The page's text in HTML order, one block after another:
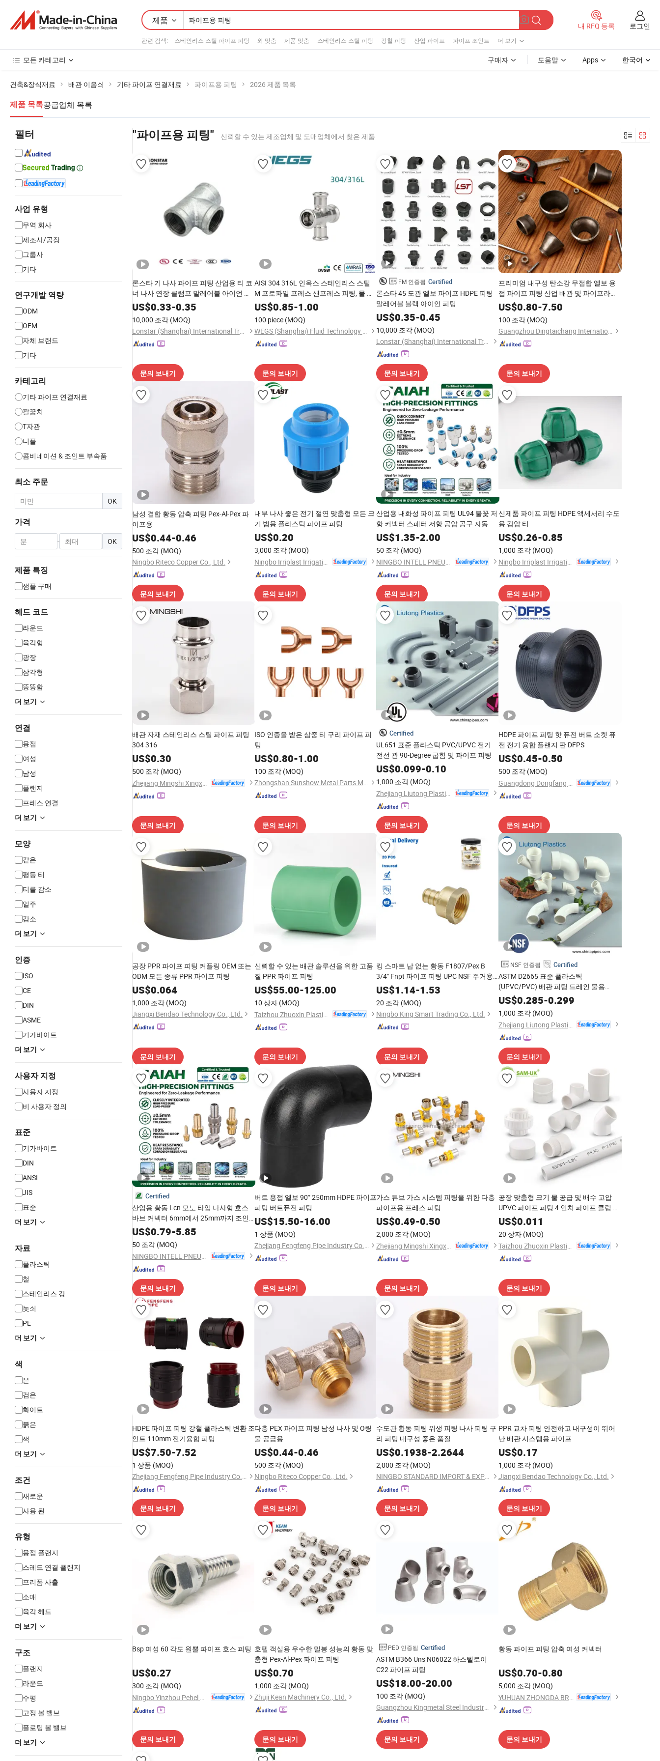
제품
관련 검색: 스테인리스 스틸 파이프 피팅 와 맞춤 제품 맞춤 스테인리스 스틸 피팅 강철 피팅 산업 파이프 파이프 조인트 더 보기
내 RFQ 등록 로그인
모든 카테고리 구매자 도움말 Apps 한국어
건축&장식재료 배관 이음쇠 기타 파이프 연결재료 파이프용 피팅 2026 제품 목록
제품 목록공급업체 목록
필터
사업 유형
무역 회사
제조사/공장
그룹사
기타
연구개발 역량
ODM
OEM
자체 브랜드
기타
카테고리
기타 파이프 연결재료
팔꿈치
T자관
니플
콤비네이션 & 조인트 부속품
최소 주문
OK
가격
- OK
제품 특징
샘플 구매
헤드 코드
라운드
육각형
광장
삼각형
뚱뚱함
더 보기
연결
용접
여성
남성
플랜지
프레스 연결
더 보기
모양
같은
평등 티
티를 감소
일주
감소
더 보기
인증
ISO
CE
DIN
ASME
기가바이트
더 보기
사용자 지정
사용자 지정
비 사용자 정의
표준
기가바이트
DIN
ANSI
JIS
표준
더 보기
자료
플라스틱
철
스테인리스 강
놋쇠
PE
더 보기
색
은
검은
화이트
붉은
색
더 보기
조건
새로운
사용 된
유형
용접 플랜지
스레드 연결 플랜지
프리폼 사출
소매
육각 헤드
더 보기
구조
플랜지
라운드
수평
고정 볼 밸브
플로팅 볼 밸브
더 보기
"파이프용 피팅" 신뢰할 수 있는 제조업체 및 도매업체에서 찾은 제품
론스타 기 나사 파이프 피팅 산업용 티 코
너 나사 연장 클램프 말레어블 아이언 파
이프 피팅
US$0.33-0.35
10,000 조각 (MOQ)
Lonstar (Shanghai) International Trade Co., Ltd.
문의 보내기
AISI 304 316L 인옥스 스테인리스 스틸
M 프로파일 프레스 샌프레스 피팅, 물 난
방 및 파이프 피팅 튜브용 동등한 교차
US$0.85-1.00
100 piece (MOQ)
WEGS (Shanghai) Fluid Technology Co., Ltd.
문의 보내기
FM 인증됨 Certified
론스타 45 도관 엘보 파이프 HDPE 피팅
말레어블 블랙 아이언 피팅
US$0.35-0.45
10,000 조각 (MOQ)
Lonstar (Shanghai) International Trade Co., Ltd.
문의 보내기
프리미엄 내구성 탄소강 무접합 엘보 용
접 파이프 피팅 산업 배관 및 파이프라인
연결용
US$0.80-7.50
100 조각 (MOQ)
Guangzhou Dingtaichang International Trading Co., Ltd.
문의 보내기
남성 결합 황동 압축 피팅 Pex-Al-Pex 파
이프용
US$0.44-0.46
500 조각 (MOQ)
Ningbo Riteco Copper Co., Ltd.
문의 보내기
내부 나사 좋은 전기 절연 맞춤형 모든 크
기 범용 플라스틱 파이프 피팅
US$0.20
3,000 조각 (MOQ)
Ningbo Irriplast Irrigation Systems CO., LTD.
문의 보내기
산업용 내화성 파이프 피팅 UL94 불꽃 저
항 커넥터 스패터 저항 공압 공구 자동차
용접 중량 조립 라인
US$1.35-2.00
50 조각 (MOQ)
문의 보내기
신제품 파이프 피팅 HDPE 액세서리 수도
용 감압 티
US$0.26-0.85
1,000 조각 (MOQ)
Ningbo Irriplast Irrigation Systems CO., LTD.
문의 보내기
배관 자재 스테인리스 스틸 파이프 피팅
304 316
US$0.30
500 조각 (MOQ)
문의 보내기
ISO 인증을 받은 삼중 티 구리 파이프 피
팅
US$0.80-1.00
100 조각 (MOQ)
Zhongshan Sunshow Metal Parts Manufacturing Co., Ltd.
문의 보내기
Certified
UL651 표준 플라스틱 PVC/UPVC 전기
전선 관 90-Degree 굽힘 및 파이프 피팅
US$0.099-0.10
1,000 조각 (MOQ)
문의 보내기
HDPE 파이프 피팅 핫 퓨전 버트 소켓 퓨
전 전기 융합 플랜지 판 DFPS
US$0.45-0.50
500 조각 (MOQ)
문의 보내기
공장 PPR 파이프 피팅 커플링 OEM 또는
ODM 모든 종류 PPR 파이프 피팅
US$0.064
1,000 조각 (MOQ)
Jiangxi Bendao Technology Co., Ltd.
문의 보내기
신뢰할 수 있는 배관 솔루션을 위한 고품
질 PPR 파이프 피팅
US$55.00-125.00
10 상자 (MOQ)
Taizhou Zhuoxin Plastics Co., Ltd.
문의 보내기
킹 스마트 납 없는 황동 F1807/Pex B
3/4" Fnpt 파이프 피팅 UPC NSF 주거용
및 상업용 (미국 캐나다 무료 배송)
US$1.14-1.53
20 조각 (MOQ)
Ningbo King Smart Trading Co., Ltd.
문의 보내기
NSF 인증됨 Certified
ASTM D2665 표준 플라스틱
(UPVC/PVC) 배관 피팅 드레인 물용
NSF/UPC (엘보, 티, Y-EE, 소켓 등)
US$0.285-0.299
1,000 조각 (MOQ)
Zhejiang Liutong Plastics Co., Ltd.
문의 보내기
Certified
산업용 황동 Lcn 모노 타입 나사형 호스
바브 커넥터 6mm에서 25mm까지 조인
트 파이프 공기 라인 파고다 스타일 공압
피팅 도매 산업 배관용
US$0.79-5.85
50 조각 (MOQ)
문의 보내기
버트 용접 엘보 90° 250mm HDPE 파이프
피팅 버트퓨전 피팅
US$15.50-16.00
1 상품 (MOQ)
Zhejiang Fengfeng Pipe Industry Co., Ltd
문의 보내기
가스 튜브 가스 시스템 피팅을 위한 다층
파이프용 프레스 피팅
US$0.49-0.50
2,000 조각 (MOQ)
문의 보내기
공장 맞춤형 크기 물 공급 및 배수 고압
UPVC 파이프 피팅 4 인치 파이프 클립 및
피팅 이름
US$0.011
20 상자 (MOQ)
Taizhou Zhuoxin Plastics Co., Ltd.
문의 보내기
HDPE 파이프 피팅 강철 플라스틱 변환 조
인트 110mm 전기융합 피팅
US$7.50-7.52
1 상품 (MOQ)
Zhejiang Fengfeng Pipe Industry Co., Ltd
문의 보내기
다층 PEX 파이프 피팅 남성 나사 및 O링
물 공급용
US$0.44-0.46
500 조각 (MOQ)
Ningbo Riteco Copper Co., Ltd.
문의 보내기
수도관 황동 피팅 위생 피팅 나사 피팅 구
리 피팅 내구성 좋은 품질
US$0.1938-2.2644
2,000 조각 (MOQ)
NINGBO STANDARD IMPORT & EXPORT CO., LTD
문의 보내기
PPR 교차 피팅 안전하고 내구성이 뛰어
난 배관 시스템용 파이프
US$0.17
1,000 조각 (MOQ)
Jiangxi Bendao Technology Co., Ltd.
문의 보내기
Bsp 여성 60 각도 원뿔 파이프 호스 피팅
US$0.27
300 조각 (MOQ)
문의 보내기
호텔 객실용 우수한 밀봉 성능의 황동 맞
춤형 Pex-Al-Pex 파이프 피팅
US$0.70
1,000 조각 (MOQ)
Zhuji Kean Machinery Co., Ltd.
문의 보내기
PED 인증됨 Certified
ASTM B366 Uns N06022 하스텔로이
C22 파이프 피팅
US$18.00-20.00
100 조각 (MOQ)
Guangzhou Kingmetal Steel Industry Co., Ltd.
문의 보내기
황동 파이프 피팅 압축 여성 커넥터
US$0.70-0.80
5,000 조각 (MOQ)
문의 보내기